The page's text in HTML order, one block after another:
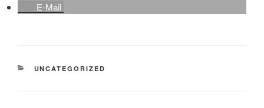
E-Mail
KATEGORIEN
UNCATEGORIZED